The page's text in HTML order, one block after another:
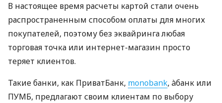
В настоящее время расчеты картой стали очень
распространенным способом оплаты для многих
покупателей, поэтому без эквайринга любая
торговая точка или интернет-магазин просто
теряет клиентов.
Такие банки, как ПриватБанк, monobank, àбанк или
ПУМБ, предлагают своим клиентам по выбору